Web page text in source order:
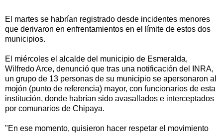
El martes se habrían registrado desde incidentes menores
que derivaron en enfrentamientos en el límite de estos dos
municipios.
El miércoles el alcalde del municipio de Esmeralda,
Wilfredo Arce, denunció que tras una notificación del INRA,
un grupo de 13 personas de su municipio se apersonaron al
mojón (punto de referencia) mayor, con funcionarios de esta
institución, donde habrían sido avasallados e interceptados
por comunarios de Chipaya.
"En ese momento, quisieron hacer respetar el movimiento